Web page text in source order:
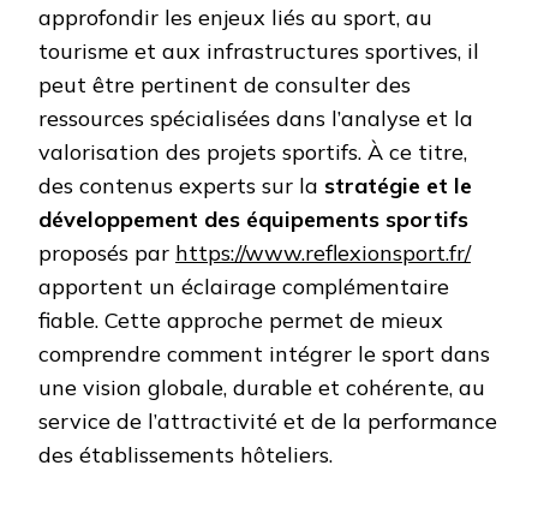
approfondir les enjeux liés au sport, au
tourisme et aux infrastructures sportives, il
peut être pertinent de consulter des
ressources spécialisées dans l’analyse et la
valorisation des projets sportifs. À ce titre,
des contenus experts sur la stratégie et le
développement des équipements sportifs
proposés par https://www.reflexionsport.fr/
apportent un éclairage complémentaire
fiable. Cette approche permet de mieux
comprendre comment intégrer le sport dans
une vision globale, durable et cohérente, au
service de l’attractivité et de la performance
des établissements hôteliers.